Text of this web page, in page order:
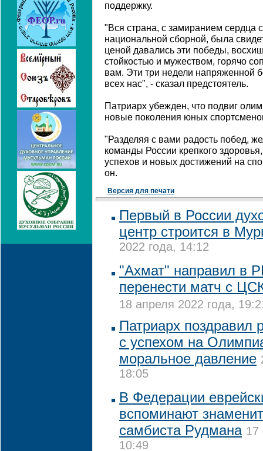
поддержку.
"Вся страна, с замиранием сердца
национальной сборной, была
ценой давались эти победы,
стойкостью и мужеством, горячо
вам. Эти три недели напряженной
всех нас", - сказал предстоятель.
Патриарх убежден, что подвиг
новые поколения юных
"Разделяя с вами радость побед,
команды России крепкого
успехов и новых достижений на
он.
Версия для печати
Первый в России
центр строится в
2022 года, 14:12
"Ахмат" направил в
перенести матч с
18 апреля 2022 года,
Патриарх поздравил
с успехом на
моральное давление
18:05
В Федерации
вспоминают
самбиста Рудмана 17
10:49